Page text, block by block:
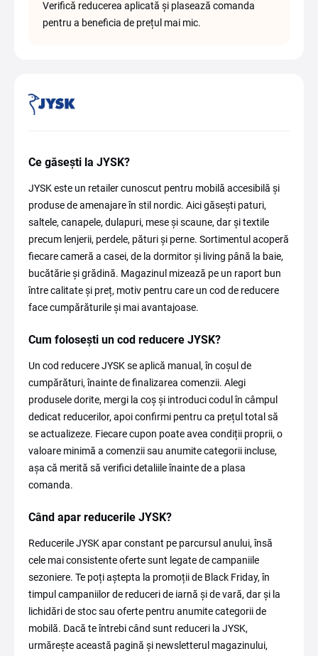
Verifică reducerea aplicată și plasează comanda
pentru a beneficia de prețul mai mic.
Ce găsești la JYSK?
JYSK este un retailer cunoscut pentru mobilă accesibilă și
produse de amenajare în stil nordic. Aici găsești paturi,
saltele, canapele, dulapuri, mese și scaune, dar și textile
precum lenjerii, perdele, pături și perne. Sortimentul acoperă
fiecare cameră a casei, de la dormitor și living până la baie,
bucătărie și grădină. Magazinul mizează pe un raport bun
între calitate și preț, motiv pentru care un cod de reducere
face cumpărăturile și mai avantajoase.
Cum folosești un cod reducere JYSK?
Un cod reducere JYSK se aplică manual, în coșul de
cumpărături, înainte de finalizarea comenzii. Alegi
produsele dorite, mergi la coș și introduci codul în câmpul
dedicat reducerilor, apoi confirmi pentru ca prețul total să
se actualizeze. Fiecare cupon poate avea condiții proprii, o
valoare minimă a comenzii sau anumite categorii incluse,
așa că merită să verifici detaliile înainte de a plasa
comanda.
Când apar reducerile JYSK?
Reducerile JYSK apar constant pe parcursul anului, însă
cele mai consistente oferte sunt legate de campaniile
sezoniere. Te poți aștepta la promoții de Black Friday, în
timpul campaniilor de reduceri de iarnă și de vară, dar și la
lichidări de stoc sau oferte pentru anumite categorii de
mobilă. Dacă te întrebi când sunt reduceri la JYSK,
urmărește această pagină și newsletterul magazinului,